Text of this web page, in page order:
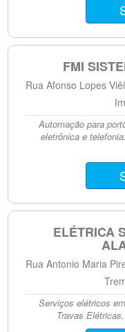
FMI
Rua Afonso Lopes
Automação para
eletrônica e
ELÉTRICA
Rua Antonio Maria
Serviços elétricos
Travas